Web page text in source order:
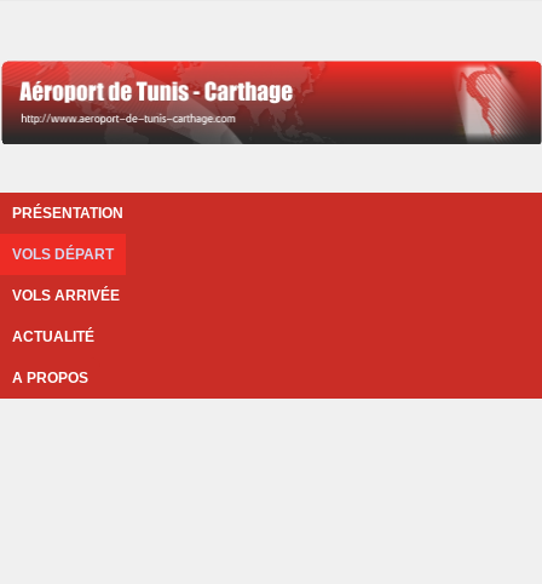
PRÉSENTATION
VOLS DÉPART
VOLS ARRIVÉE
ACTUALITÉ
A PROPOS